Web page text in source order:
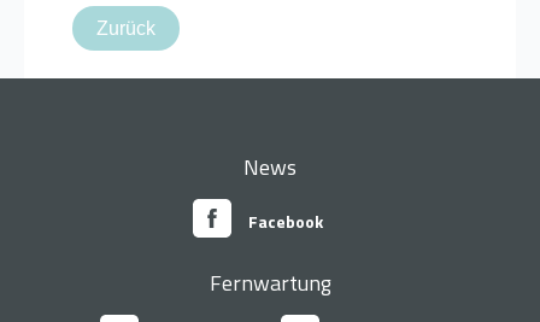
Zurück
News
Facebook
Fernwartung